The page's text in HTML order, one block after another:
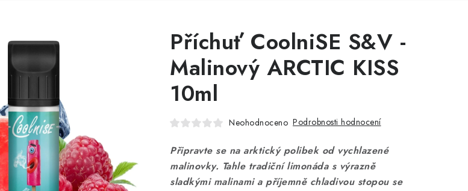
Příchuť CoolniSE S&V -
Malinový ARCTIC KISS
10ml
Neohodnoceno Podrobnosti hodnocení
Připravte se na arktický polibek od vychlazené
malinovky. Tahle tradiční limonáda s výrazně
sladkými malinami a příjemně chladivou stopou se